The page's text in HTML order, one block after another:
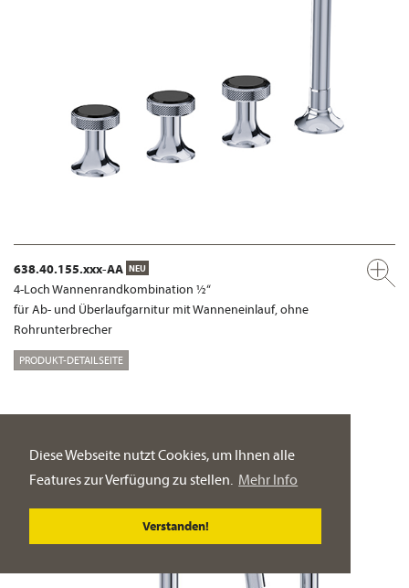
Diese Webseite nutzt Cookies, um Ihnen alle
Features zur Verfügung zu stellen. Mehr Info
Verstanden!
638.40.155.xxx-AA NEU
4-Loch Wannenrandkombination ½“
für Ab- und Überlaufgarnitur mit Wanneneinlauf, ohne
Rohrunterbrecher
PRODUKT-DETAILSEITE